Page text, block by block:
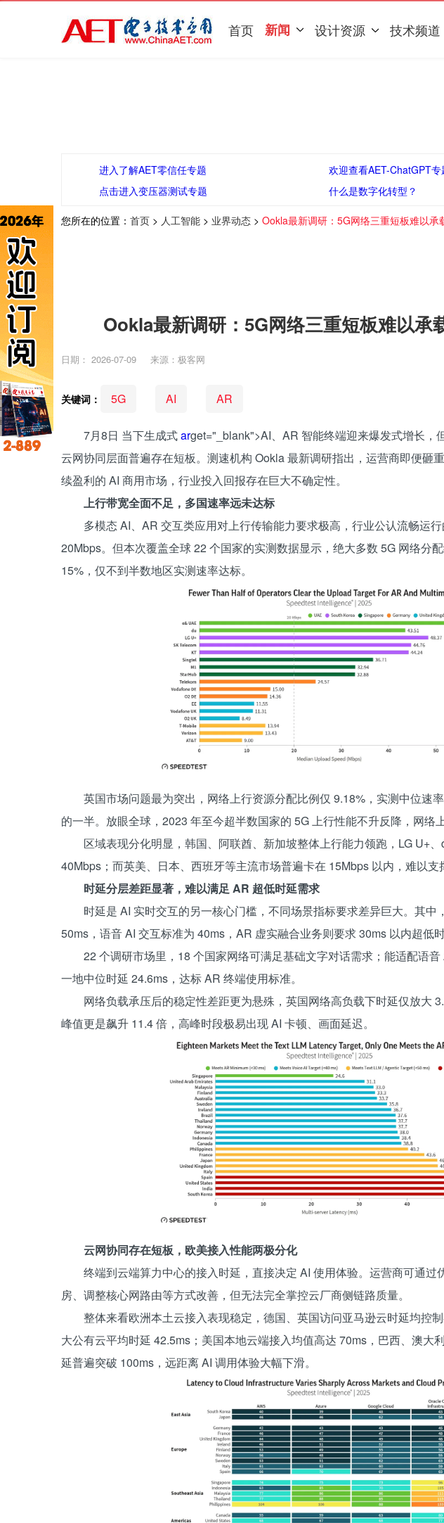
首页 新闻 设计资源 技术频道
进入了解AET零信任专题
欢迎查看AET-ChatGPT专
点击进入变压器测试专题
什么是数字化转型？
您所在的位置： 首页 > 人工智能 > 业界动态 > Ookla最新调研：5G网络三重短板难以承
Ookla最新调研：5G网络三重短板难以承
日期： 2026-07-09 来源：极客网
关键词： 5G AI AR
7月8日 当下生成式arget="_blank">AI、AR 智能终端迎来爆发式增长，
云网协同层面普遍存在短板。测速机构 Ookla 最新调研指出，运营商即便砸
续盈利的 AI 商用市场，行业投入回报存在巨大不确定性。
上行带宽全面不足，多国速率远未达标
多模态 AI、AR 交互类应用对上行传输能力要求极高，行业公认流畅运
20Mbps。但本次覆盖全球 22 个国家的实测数据显示，绝大多数 5G 网络分
15%，仅不到半数地区实测速率达标。
英国市场问题最为突出，网络上行资源分配比例仅 9.18%，实测中位速
的一半。放眼全球，2023 年至今超半数国家的 5G 上行性能不升反降，网络
区域表现分化明显，韩国、阿联酋、新加坡整体上行能力领跑，LG U+
40Mbps；而英美、日本、西班牙等主流市场普遍卡在 15Mbps 以内，难以支
时延分层差距显著，难以满足 AR 超低时延需求
时延是 AI 实时交互的另一核心门槛，不同场景指标要求差异巨大。其中
50ms，语音 AI 交互标准为 40ms，AR 虚实融合业务则要求 30ms 以内超低时
22 个调研市场里，18 个国家网络可满足基础文字对话需求；能适配语
一地中位时延 24.6ms，达标 AR 终端使用标准。
网络负载承压后的稳定性差距更为悬殊，英国网络高负载下时延仅放大
峰值更是飙升 11.4 倍，高峰时段极易出现 AI 卡顿、画面延迟。
云网协同存在短板，欧美接入性能两极分化
终端到云端算力中心的接入时延，直接决定 AI 使用体验。运营商可通过
房、调整核心网路由等方式改善，但无法完全掌控云厂商侧链路质量。
整体来看欧洲本土云接入表现稳定，德国、英国访问亚马逊云时延均控
大公有云平均时延 42.5ms；美国本地云端接入均值高达 70ms，巴西、澳大
延普遍突破 100ms，远距离 AI 调用体验大幅下滑。